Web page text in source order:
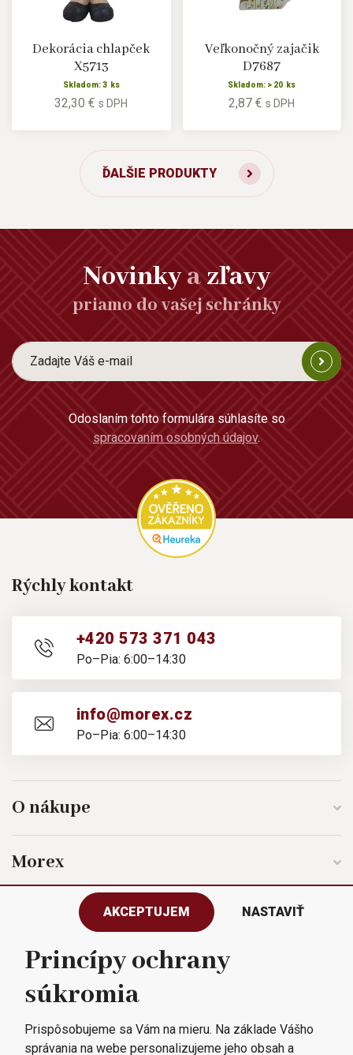
Dekorácia chlapček
X5713
Skladom: 3 ks
32,30 €s DPH
Veľkonočný zajačik
D7687
Skladom: > 20 ks
2,87 €s DPH
ĎALŠIE PRODUKTY
Novinkyazľavy
priamo do vašej schránky
Odoslaním tohto formulára súhlasíte so
spracovaním osobných údajov.
Rýchly kontakt
+420 573 371 043
Po–Pia: 6:00–14:30
info@morex.cz
Po–Pia: 6:00–14:30
O nákupe
Morex
Sledujte nás
Všetky práva vyhradené © 2023
Morex, spol. s r.o.
AKCEPTUJEM NASTAVIŤ
Princípy ochrany
súkromia
Prispôsobujeme sa Vám na mieru. Na základe Vášho
správania na webe personalizujeme jeho obsah a